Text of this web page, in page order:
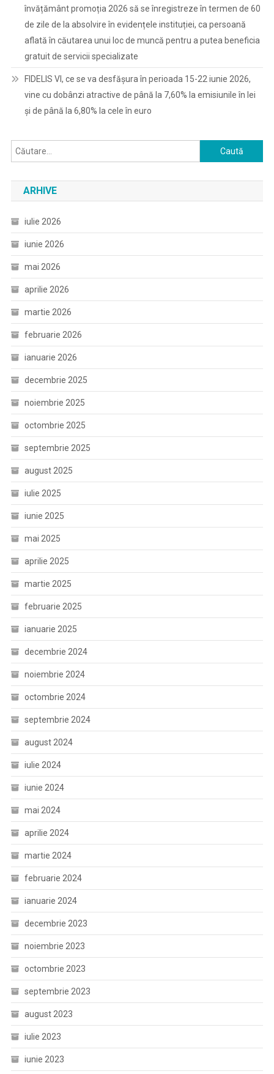
învățământ promoția 2026 să se înregistreze în termen de 60
de zile de la absolvire în evidențele instituției, ca persoană
aflată în căutarea unui loc de muncă pentru a putea beneficia
gratuit de servicii specializate
FIDELIS VI, ce se va desfășura în perioada 15-22 iunie 2026,
vine cu dobânzi atractive de până la 7,60% la emisiunile în lei
și de până la 6,80% la cele în euro
Caută
după:
ARHIVE
iulie 2026
iunie 2026
mai 2026
aprilie 2026
martie 2026
februarie 2026
ianuarie 2026
decembrie 2025
noiembrie 2025
octombrie 2025
septembrie 2025
august 2025
iulie 2025
iunie 2025
mai 2025
aprilie 2025
martie 2025
februarie 2025
ianuarie 2025
decembrie 2024
noiembrie 2024
octombrie 2024
septembrie 2024
august 2024
iulie 2024
iunie 2024
mai 2024
aprilie 2024
martie 2024
februarie 2024
ianuarie 2024
decembrie 2023
noiembrie 2023
octombrie 2023
septembrie 2023
august 2023
iulie 2023
iunie 2023